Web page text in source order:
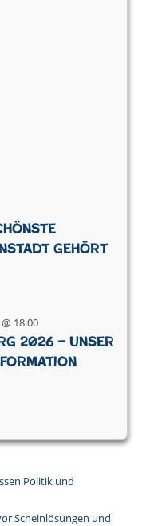
gehört
18:00
2026 – Unser
Politik und
Scheinlösungen und